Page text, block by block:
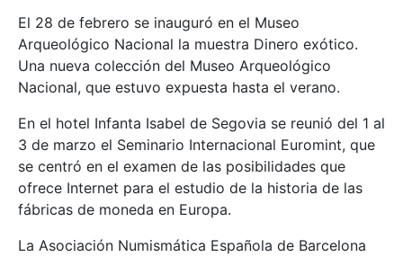
El 28 de febrero se inauguró en el Museo
Arqueológico Nacional la muestra Dinero exótico.
Una nueva colección del Museo Arqueológico
Nacional, que estuvo expuesta hasta el verano.
En el hotel Infanta Isabel de Segovia se reunió del 1 al
3 de marzo el Seminario Internacional Euromint, que
se centró en el examen de las posibilidades que
ofrece Internet para el estudio de la historia de las
fábricas de moneda en Europa.
La Asociación Numismática Española de Barcelona